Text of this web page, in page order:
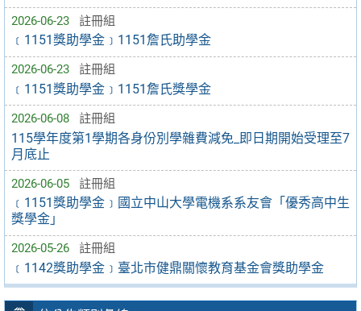
2026-06-23 註冊組
﹝1151獎助學金﹞1151詹氏助學金
2026-06-23 註冊組
﹝1151獎助學金﹞1151詹氏獎學金
2026-06-08 註冊組
115學年度第1學期各身份別學雜費減免_即日期開始受理至7
月底止
2026-06-05 註冊組
﹝1151獎助學金﹞國立中山大學電機系系友會「優秀高中生
獎學金」
2026-05-26 註冊組
﹝1142獎助學金﹞臺北市健鼎關懷教育基金會獎助學金